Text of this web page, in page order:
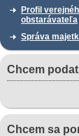
Profil
obstarávateľa
Správa
Chcem
Chcem sa